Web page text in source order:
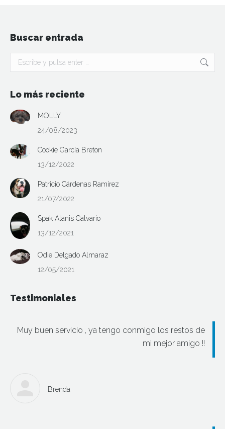
Buscar entrada
Buscar:
Lo más reciente
MOLLY
24/08/2023
Cookie García Breton
13/12/2022
Patricio Cárdenas Ramírez
21/07/2022
Spak Alanis Calvario
13/12/2021
Odie Delgado Almaraz
12/05/2021
Testimoniales
Muy buen servicio , ya tengo conmigo los restos de
mi mejor amigo !!
Brenda